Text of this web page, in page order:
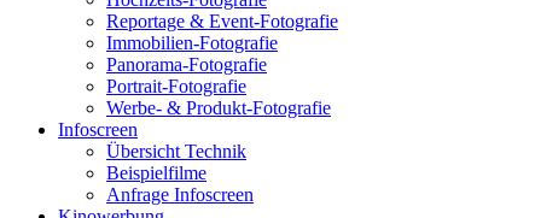
Reportage & Event-Fotografie
Immobilien-Fotografie
Panorama-Fotografie
Portrait-Fotografie
Werbe- & Produkt-Fotografie
Infoscreen
Übersicht Technik
Beispielfilme
Anfrage Infoscreen